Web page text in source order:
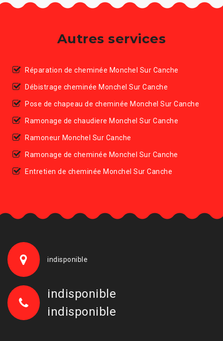
Autres services
Réparation de cheminée Monchel Sur Canche
Débistrage cheminée Monchel Sur Canche
Pose de chapeau de cheminée Monchel Sur Canche
Ramonage de chaudiere Monchel Sur Canche
Ramoneur Monchel Sur Canche
Ramonage de cheminée Monchel Sur Canche
Entretien de cheminée Monchel Sur Canche
indisponible
indisponible
indisponible